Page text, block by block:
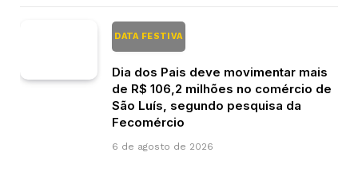
DATA FESTIVA
Dia dos Pais deve movimentar mais
de R$ 106,2 milhões no comércio de
São Luís, segundo pesquisa da
Fecomércio
6 de agosto de 2026